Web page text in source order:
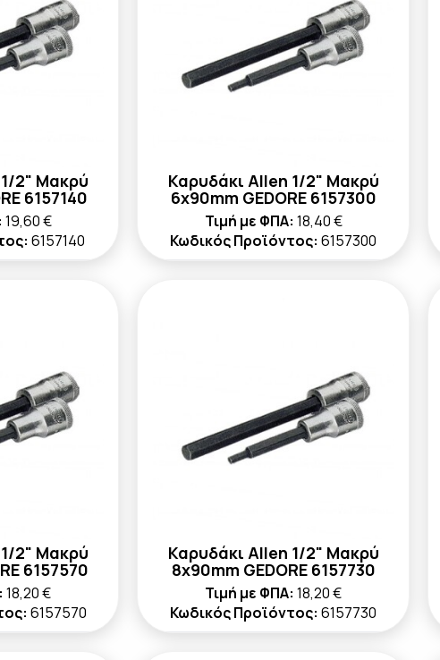
2" Μακρύ
6157140
19,60 €
6157140
Καρυδάκι Allen 1/2" Μακρύ
6x90mm GEDORE 6157300
Τιμή με ΦΠΑ: 18,40 €
Κωδικός Προϊόντος: 6157300
2" Μακρύ
6157570
18,20 €
6157570
Καρυδάκι Allen 1/2" Μακρύ
8x90mm GEDORE 6157730
Τιμή με ΦΠΑ: 18,20 €
Κωδικός Προϊόντος: 6157730